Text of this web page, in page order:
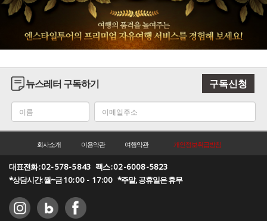
뉴스레터 구독하기 구독신청
회사소개 이용약관 여행약관 개인정보취급방침
대표전화 :02-578-5843 팩스 :02-6008-5823
*상담시간: 월~금10:00 - 17:00 *주말, 공휴일은 휴무